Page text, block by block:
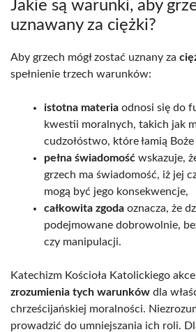
Jakie są warunki, aby
uznawany za ciężki?
Aby grzech mógł zostać uznany za
spełnienie trzech warunków:
istotna materia odnosi się do
kwestii moralnych, takich jak
cudzołóstwo, które łamią
pełna świadomość wskazuje,
grzech ma świadomość, iż jej
mogą być jego konsekwencje,
całkowita zgoda oznacza, że
podejmowane dobrowolnie,
czy manipulacji.
Katechizm Kościoła Katolickiego
zrozumienia tych warunków dla
chrześcijańskiej moralności.
prowadzić do umniejszania ich roli.